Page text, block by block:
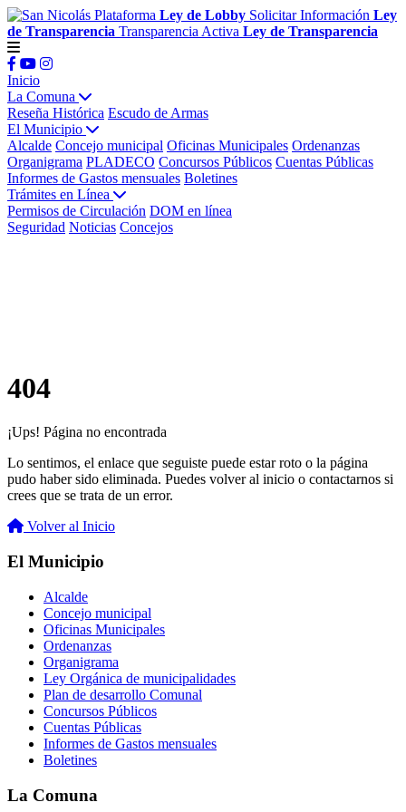
Plataforma Ley de Lobby Solicitar Información Ley
de Transparencia Transparencia Activa Ley de Transparencia
Inicio
La Comuna
Reseña Histórica Escudo de Armas
El Municipio
Alcalde Concejo municipal Oficinas Municipales Ordenanzas
Organigrama PLADECO Concursos Públicos Cuentas Públicas
Informes de Gastos mensuales Boletines
Trámites en Línea
Permisos de Circulación DOM en línea
Seguridad Noticias Concejos
404
¡Ups! Página no encontrada
Lo sentimos, el enlace que seguiste puede estar roto o la página
pudo haber sido eliminada. Puedes volver al inicio o contactarnos si
crees que se trata de un error.
Volver al Inicio
El Municipio
Alcalde
Concejo municipal
Oficinas Municipales
Ordenanzas
Organigrama
Ley Orgánica de municipalidades
Plan de desarrollo Comunal
Concursos Públicos
Cuentas Públicas
Informes de Gastos mensuales
Boletines
La Comuna